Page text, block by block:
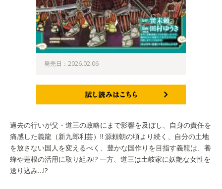
発売日：2026.02.06
過去の行いが父・道三の政略にまで影響を及ぼし、自身の責任を
痛感した義龍（新九郎利芸）!! 源頼朝の頃より続く、自分の土地
を放さない国人を変えるべく、豊かな国作りを目指す義龍は、養
蜂や蓮根の活用に取り組み!? 一方、道三は土岐家に妖艶な女性を
送り込み…!?